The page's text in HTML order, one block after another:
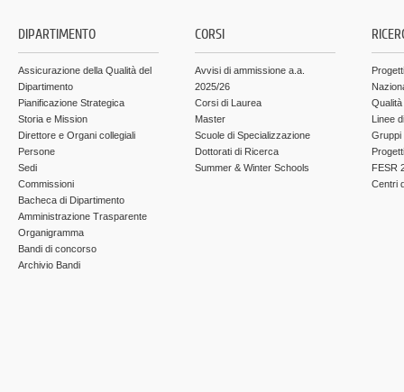
DIPARTIMENTO
Assicurazione della Qualità del
Dipartimento
Pianificazione Strategica
Storia e Mission
Direttore e Organi collegiali
Persone
Sedi
Commissioni
Bacheca di Dipartimento
Amministrazione Trasparente
Organigramma
Bandi di concorso
Archivio Bandi
CORSI
Avvisi di ammissione a.a.
2025/26
Corsi di Laurea
Master
Scuole di Specializzazione
Dottorati di Ricerca
Summer & Winter Schools
Linee
Gruppi
FESR
Centri